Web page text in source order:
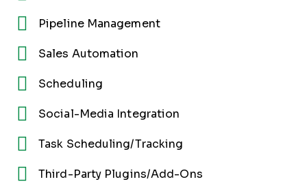
Pipeline Management
Sales Automation
Scheduling
Social-Media Integration
Task Scheduling/Tracking
Third-Party Plugins/Add-Ons